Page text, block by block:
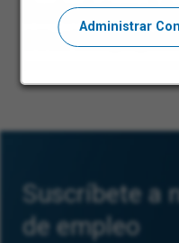
Administrar
Senior Internal
West Malling, Inglaterra
Suscríbete a
de empleo